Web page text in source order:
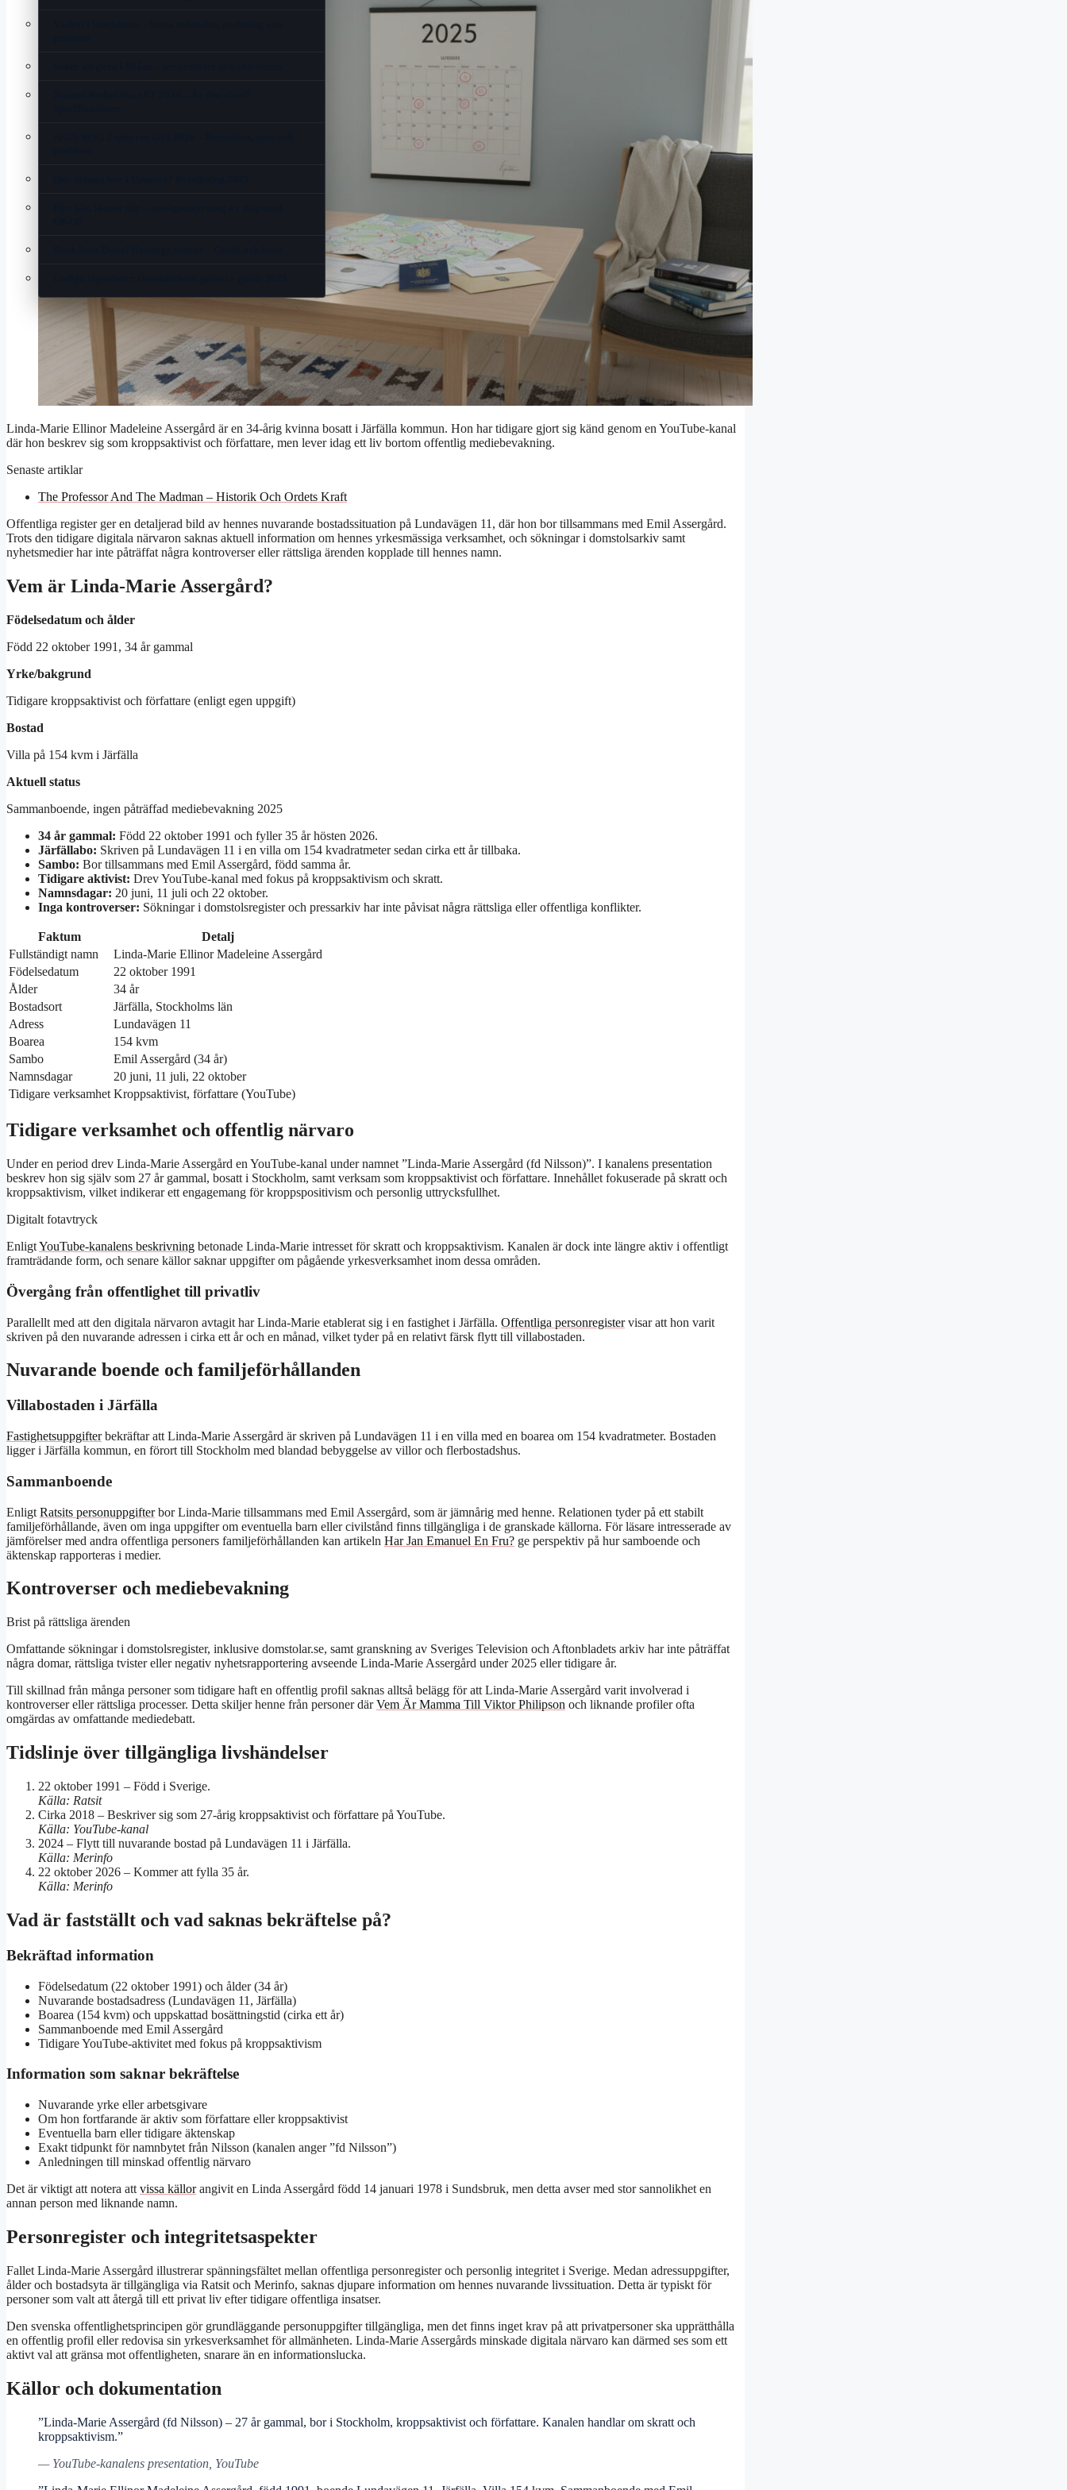
Linda-Marie Ellinor Madeleine Assergård är en 34-årig kvinna bosatt i Järfälla kommun. Hon har tidigare gjort sig känd genom en YouTube-kanal
där hon beskrev sig som kroppsaktivist och författare, men lever idag ett liv bortom offentlig mediebevakning.
Senaste artiklar
The Professor And The Madman – Historik Och Ordets Kraft
Offentliga register ger en detaljerad bild av hennes nuvarande bostadssituation på Lundavägen 11, där hon bor tillsammans med Emil Assergård.
Trots den tidigare digitala närvaron saknas aktuell information om hennes yrkesmässiga verksamhet, och sökningar i domstolsarkiv samt
nyhetsmedier har inte påträffat några kontroverser eller rättsliga ärenden kopplade till hennes namn.
Vem är Linda-Marie Assergård?
Födelsedatum och ålder
Född 22 oktober 1991, 34 år gammal
Yrke/bakgrund
Tidigare kroppsaktivist och författare (enligt egen uppgift)
Bostad
Villa på 154 kvm i Järfälla
Aktuell status
Sammanboende, ingen påträffad mediebevakning 2025
34 år gammal: Född 22 oktober 1991 och fyller 35 år hösten 2026.
Järfällabo: Skriven på Lundavägen 11 i en villa om 154 kvadratmeter sedan cirka ett år tillbaka.
Sambo: Bor tillsammans med Emil Assergård, född samma år.
Tidigare aktivist: Drev YouTube-kanal med fokus på kroppsaktivism och skratt.
Namnsdagar: 20 juni, 11 juli och 22 oktober.
Inga kontroverser: Sökningar i domstolsregister och pressarkiv har inte påvisat några rättsliga eller offentliga konflikter.
Faktum
Detalj
Fullständigt namn
Linda-Marie Ellinor Madeleine Assergård
Födelsedatum
22 oktober 1991
Ålder
34 år
Bostadsort
Järfälla, Stockholms län
Adress
Lundavägen 11
Boarea
154 kvm
Sambo
Emil Assergård (34 år)
Namnsdagar
20 juni, 11 juli, 22 oktober
Tidigare verksamhet Kroppsaktivist, författare (YouTube)
Tidigare verksamhet och offentlig närvaro
Under en period drev Linda-Marie Assergård en YouTube-kanal under namnet ”Linda-Marie Assergård (fd Nilsson)”. I kanalens presentation
beskrev hon sig själv som 27 år gammal, bosatt i Stockholm, samt verksam som kroppsaktivist och författare. Innehållet fokuserade på skratt och
kroppsaktivism, vilket indikerar ett engagemang för kroppspositivism och personlig uttrycksfullhet.
Digitalt fotavtryck
EnligtYouTube-kanalens beskrivning betonade Linda-Marie intresset för skratt och kroppsaktivism. Kanalen är dock inte längre aktiv i offentligt
framträdande form, och senare källor saknar uppgifter om pågående yrkesverksamhet inom dessa områden.
Övergång från offentlighet till privatliv
Parallellt med att den digitala närvaron avtagit har Linda-Marie etablerat sig i en fastighet i Järfälla. Offentliga personregistervisar att hon varit
skriven på den nuvarande adressen i cirka ett år och en månad, vilket tyder på en relativt färsk flytt till villabostaden.
Nuvarande boende och familjeförhållanden
Villabostaden i Järfälla
Fastighetsuppgifterbekräftar att Linda-Marie Assergård är skriven på Lundavägen 11 i en villa med en boarea om 154 kvadratmeter. Bostaden
ligger i Järfälla kommun, en förort till Stockholm med blandad bebyggelse av villor och flerbostadshus.
Sammanboende
Enligt Ratsits personuppgifterbor Linda-Marie tillsammans med Emil Assergård, som är jämnårig med henne. Relationen tyder på ett stabilt
familjeförhållande, även om inga uppgifter om eventuella barn eller civilstånd finns tillgängliga i de granskade källorna. För läsare intresserade av
jämförelser med andra offentliga personers familjeförhållanden kan artikeln Har Jan Emanuel En Fru? ge perspektiv på hur samboende och
äktenskap rapporteras i medier.
Kontroverser och mediebevakning
Brist på rättsliga ärenden
Omfattande sökningar i domstolsregister, inklusive domstolar.se, samt granskning av Sveriges Television och Aftonbladets arkiv har inte påträffat
några domar, rättsliga tvister eller negativ nyhetsrapportering avseende Linda-Marie Assergård under 2025 eller tidigare år.
Till skillnad från många personer som tidigare haft en offentlig profil saknas alltså belägg för att Linda-Marie Assergård varit involverad i
kontroverser eller rättsliga processer. Detta skiljer henne från personer därVem Är Mamma Till Viktor Philipson och liknande profiler ofta
omgärdas av omfattande mediedebatt.
Tidslinje över tillgängliga livshändelser
22 oktober 1991 – Född i Sverige.
Källa: Ratsit
Cirka 2018 – Beskriver sig som 27-årig kroppsaktivist och författare på YouTube.
Källa: YouTube-kanal
2024 – Flytt till nuvarande bostad på Lundavägen 11 i Järfälla.
Källa: Merinfo
22 oktober 2026 – Kommer att fylla 35 år.
Källa: Merinfo
Vad är fastställt och vad saknas bekräftelse på?
Bekräftad information
Födelsedatum (22 oktober 1991) och ålder (34 år)
Nuvarande bostadsadress (Lundavägen 11, Järfälla)
Boarea (154 kvm) och uppskattad bosättningstid (cirka ett år)
Sammanboende med Emil Assergård
Tidigare YouTube-aktivitet med fokus på kroppsaktivism
Information som saknar bekräftelse
Nuvarande yrke eller arbetsgivare
Om hon fortfarande är aktiv som författare eller kroppsaktivist
Eventuella barn eller tidigare äktenskap
Exakt tidpunkt för namnbytet från Nilsson (kanalen anger ”fd Nilsson”)
Anledningen till minskad offentlig närvaro
Det är viktigt att notera att vissa källorangivit en Linda Assergård född 14 januari 1978 i Sundsbruk, men detta avser med stor sannolikhet en
annan person med liknande namn.
Personregister och integritetsaspekter
Fallet Linda-Marie Assergård illustrerar spänningsfältet mellan offentliga personregister och personlig integritet i Sverige. Medan adressuppgifter,
ålder och bostadsyta är tillgängliga via Ratsit och Merinfo, saknas djupare information om hennes nuvarande livssituation. Detta är typiskt för
personer som valt att återgå till ett privat liv efter tidigare offentliga insatser.
Den svenska offentlighetsprincipen gör grundläggande personuppgifter tillgängliga, men det finns inget krav på att privatpersoner ska upprätthålla
en offentlig profil eller redovisa sin yrkesverksamhet för allmänheten. Linda-Marie Assergårds minskade digitala närvaro kan därmed ses som ett
aktivt val att gränsa mot offentligheten, snarare än en informationslucka.
Källor och dokumentation
”Linda-Marie Assergård (fd Nilsson) – 27 år gammal, bor i Stockholm, kroppsaktivist och författare. Kanalen handlar om skratt och
kroppsaktivism.”
— YouTube-kanalens presentation, YouTube